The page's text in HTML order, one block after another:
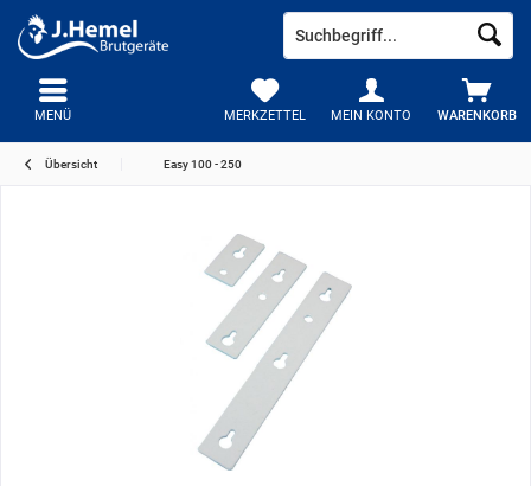
WARENKORB
MERKZETTEL MEIN KONTO
MENÜ
Übersicht Easy 100 - 250